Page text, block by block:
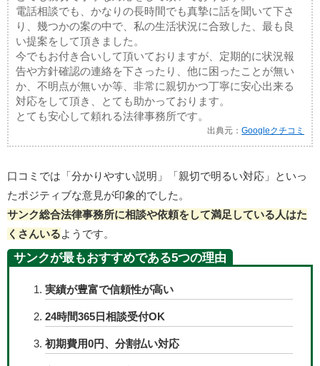
電話相談でも、かなりの長時間でも真摯に話を聞いて下さ
り、幾つかの案の中で、私の生活状況に合致した、最も良
い提案をして頂きました。
今でもお付き合いして頂いておりますが、定期的に状況報
告や方針確認の連絡を下さったり、他に困ったことが無い
か、不明点が無いか等、非常に親切かつ丁寧に安心出来る
対応をして頂き、とても助かっております。
とても安心して頼れる法律事務所です。
出典元：Googleクチコミ
口コミでは「分かりやすい説明」「親切で明るい対応」といっ
たポジティブな意見が印象的でした。
サンク総合法律事務所に相談や依頼をして満足している人はた
くさんいるようです。
サンクが最もおすすめである5つの理由
実績が豊富で信頼性が高い
24時間365日相談受付OK
初期費用0円、分割払い対応